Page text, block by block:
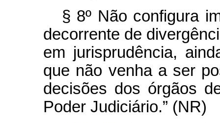
§ 8º Não configura
decorrente de
em jurisprudência,
que não venha a ser
decisões dos órgãos
Poder Judiciário.” (NR)